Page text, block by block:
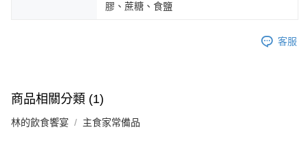
膠、蔗糖、食鹽
客服
商品相關分類 (1)
林的飲食饗宴 主食家常備品